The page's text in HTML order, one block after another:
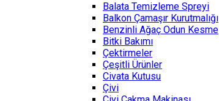
Balata Temizleme Spreyi
Balkon Çamaşır Kurutmalığı
Benzinli Ağaç Odun Kesme
Bitki Bakımı
Çektirmeler
Çeşitli Ürünler
Civata Kutusu
Çivi